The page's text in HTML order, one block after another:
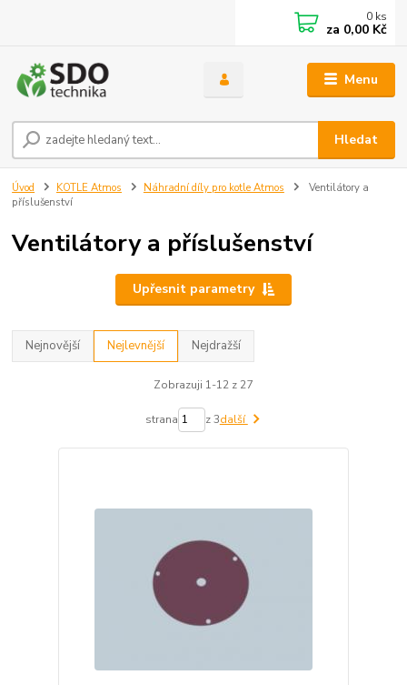
Menu
Hledat
0 ks
za 0,00 Kč
Úvod KOTLE Atmos Náhradní díly pro kotle Atmos
Ventilátory a
příslušenství
Ventilátory a příslušenství
Upřesnit parametry
Nejnovější Nejlevnější Nejdražší
Zobrazuji 1-12 z 27
strana z 3další